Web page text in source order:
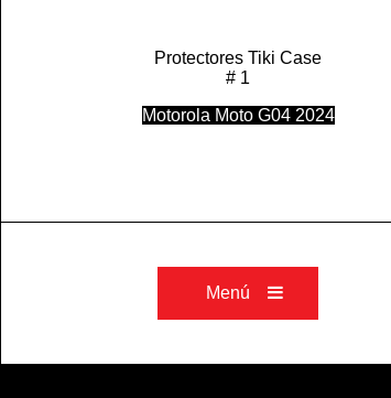
Protectores Tiki Case
# 1
Motorola Moto G04 2024
Menú 